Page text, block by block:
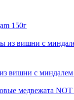
150г
вишни с